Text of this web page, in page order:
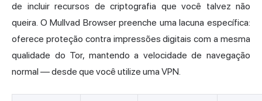
de incluir recursos de criptografia que você talvez não
queira. O Mullvad Browser preenche uma lacuna específica:
oferece proteção contra impressões digitais com a mesma
qualidade do Tor, mantendo a velocidade de navegação
normal — desde que você utilize uma VPN.